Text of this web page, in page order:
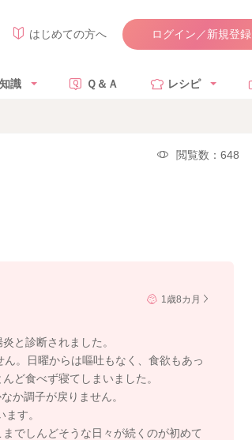
はじめての方へ ログイン／新規登録
識 Ｑ＆Ａ レシピ
閲覧数：648
1歳8カ月
と診断されました。
。日曜からは嘔吐もなく、食欲もあっ
ど食べず寝てしまいました。
か調子が戻りません。
す。
でしんどそうな日々が続くのが初めて